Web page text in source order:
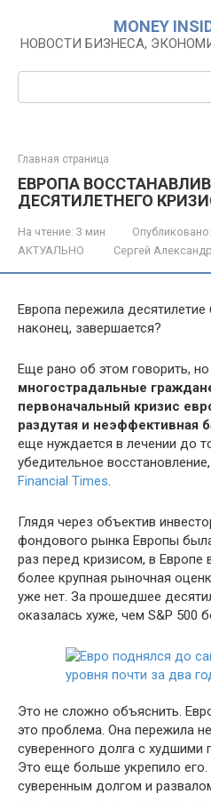
контенту
MONEY
НОВОСТИ БИЗНЕСА,
Главная страница
ЕВРОПА
ДЕСЯТИЛЕТНЕГО
На чтение: 3 мин Опубликовано:
АКТУАЛЬНО
Сергей
Европа пережила
наконец, завершается?
Еще рано об этом говорить, но
многострадальные
первоначальный кризис
раздутая и неэффективная
еще нуждается в лечении до
убедительное
Financial Times.
Глядя через объектив
фондового рынка Европы
раз перед кризисом, в Европе
более крупная рыночная
уже нет. За прошедшее
оказалась хуже, чем S&P 500
Это не сложно объяснить.
это проблема. Она пережила
суверенного долга с худшими
Это еще больше укрепило
суверенным долгом и